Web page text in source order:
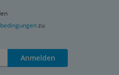
zu
Anmelden